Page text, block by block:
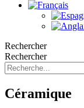
Rechercher
Rechercher
Céramique